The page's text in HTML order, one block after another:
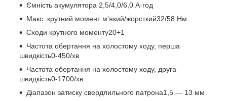
Ємність акумулятора 2,5/4,0/6,0 А·год
Макс. крутний момент м'який/жорсткий32/58 Нм
Сходи крутного моменту20+1
Частота обертання на холостому ходу, перша
швидкість0-450/хв
Частота обертання на холостому ходу, друга
швидкість0-1700/хв
Діапазон затиску свердлильного патрона1,5 — 13 мм